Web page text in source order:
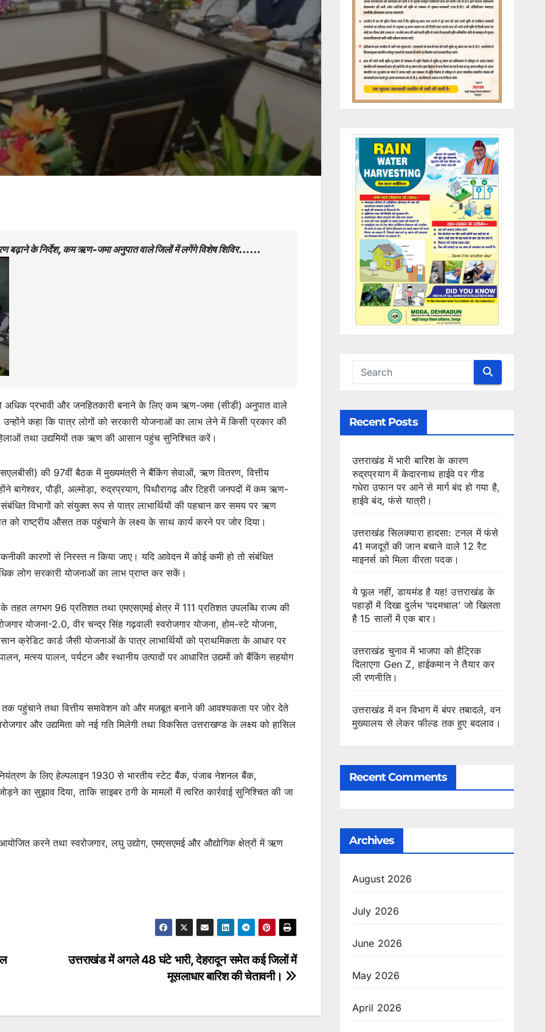
बढ़ाने के निर्देश, कम ऋण-जमा अनुपात वाले जिलों में लगेंगे विशेष शिविर……
अधिक प्रभावी और जनहितकारी बनाने के लिए कम ऋण-जमा (सीडी) अनुपात वाले
कहा कि पात्र लोगों को सरकारी योजनाओं का लाभ लेने में किसी प्रकार की
तथा उद्यमियों तक ऋण की आसान पहुंच सुनिश्चित करें।
की 97वीं बैठक में मुख्यमंत्री ने बैंकिंग सेवाओं, ऋण वितरण, वित्तीय
बागेश्वर, पौड़ी, अल्मोड़ा, रुद्रप्रयाग, पिथौरागढ़ और टिहरी जनपदों में कम ऋण-
विभागों को संयुक्त रूप से पात्र लाभार्थियों की पहचान कर समय पर ऋण
राष्ट्रीय औसत तक पहुंचाने के लक्ष्य के साथ कार्य करने पर जोर दिया।
कारणों से निरस्त न किया जाए। यदि आवेदन में कोई कमी हो तो संबंधित
लोग सरकारी योजनाओं का लाभ प्राप्त कर सकें।
तहत लगभग 96 प्रतिशत तथा एमएसएमई क्षेत्र में 111 प्रतिशत उपलब्धि राज्य की
योजना-2.0, वीर चन्द्र सिंह गढ़वाली स्वरोजगार योजना, होम-स्टे योजना,
क्रेडिट कार्ड जैसी योजनाओं के पात्र लाभार्थियों को प्राथमिकता के आधार पर
मत्स्य पालन, पर्यटन और स्थानीय उत्पादों पर आधारित उद्यमों को बैंकिंग सहयोग
पहुंचाने तथा वित्तीय समावेशन को और मजबूत बनाने की आवश्यकता पर जोर देते
और उद्यमिता को नई गति मिलेगी तथा विकसित उत्तराखण्ड के लक्ष्य को हासिल
के लिए हेल्पलाइन 1930 से भारतीय स्टेट बैंक, पंजाब नेशनल बैंक,
सुझाव दिया, ताकि साइबर ठगी के मामलों में त्वरित कार्रवाई सुनिश्चित की जा
करने तथा स्वरोजगार, लघु उद्योग, एमएसएमई और औद्योगिक क्षेत्रों में ऋण
उत्तराखंड में अगले 48 घंटे भारी, देहरादून समेत कई जिलों में
मूसलाधार बारिश की चेतावनी।
Recent Posts
उत्तराखंड में भारी बारिश के कारण
रुद्रप्रयाग में केदारनाथ हाईवे पर गीड
गधेरा उफान पर आने से मार्ग बंद हो गया है,
हाईवे बंद, फंसे यात्री।
उत्तराखंड सिलक्यारा हादसा: टनल में फंसे
41 मजदूरों की जान बचाने वाले 12 रैट
माइनर्स को मिला वीरता पदक।
ये फूल नहीं, डायमंड है यह! उत्तराखंड के
पहाड़ों में दिखा दुर्लभ ‘पदमचाल’ जो खिलता
है 15 सालों में एक बार।
उत्तराखंड चुनाव में भाजपा को हैट्रिक
दिलाएगा Gen Z, हाईकमान ने तैयार कर
ली रणनीति।
उत्तराखंड में वन विभाग में बंपर तबादले, वन
मुख्यालय से लेकर फील्ड तक हुए बदलाव।
Recent Comments
Archives
August 2026
July 2026
June 2026
May 2026
April 2026